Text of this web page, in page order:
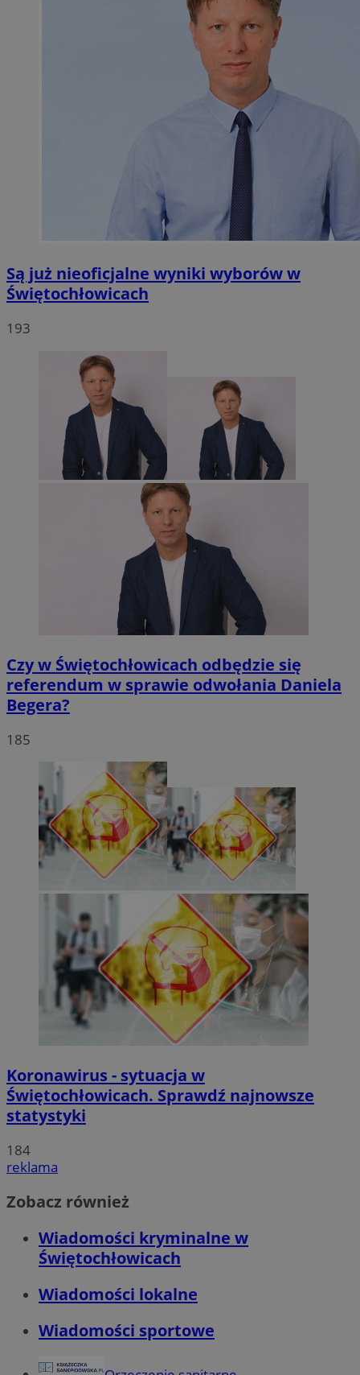
Są już nieoficjalne wyniki wyborów w
Świętochłowicach
193
Czy w Świętochłowicach odbędzie się
referendum w sprawie odwołania Daniela
Begera?
185
Koronawirus - sytuacja w
Świętochłowicach. Sprawdź najnowsze
statystyki
184
reklama
Zobacz również
Wiadomości kryminalne w
Świętochłowicach
Wiadomości lokalne
Wiadomości sportowe